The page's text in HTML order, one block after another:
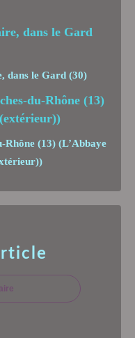
dans le Gard (30)
Rhône (13) (L’Abbaye